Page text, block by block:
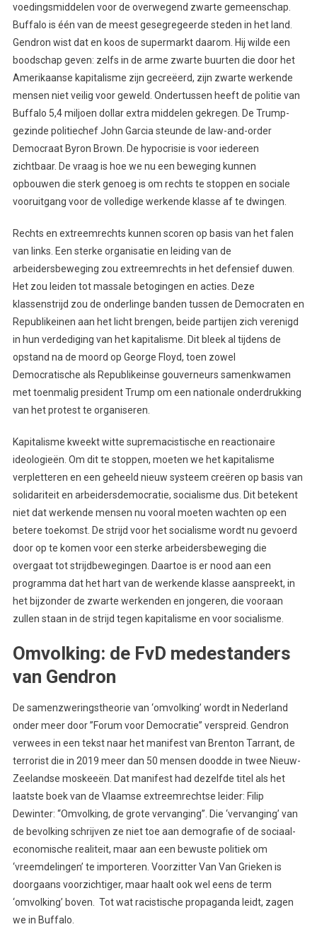
voedingsmiddelen voor de overwegend zwarte gemeenschap.
Buffalo is één van de meest gesegregeerde steden in het land.
Gendron wist dat en koos de supermarkt daarom. Hij wilde een
boodschap geven: zelfs in de arme zwarte buurten die door het
Amerikaanse kapitalisme zijn gecreëerd, zijn zwarte werkende
mensen niet veilig voor geweld. Ondertussen heeft de politie van
Buffalo 5,4 miljoen dollar extra middelen gekregen. De Trump-
gezinde politiechef John Garcia steunde de law-and-order
Democraat Byron Brown. De hypocrisie is voor iedereen
zichtbaar. De vraag is hoe we nu een beweging kunnen
opbouwen die sterk genoeg is om rechts te stoppen en sociale
vooruitgang voor de volledige werkende klasse af te dwingen.
Rechts en extreemrechts kunnen scoren op basis van het falen
van links. Een sterke organisatie en leiding van de
arbeidersbeweging zou extreemrechts in het defensief duwen.
Het zou leiden tot massale betogingen en acties. Deze
klassenstrijd zou de onderlinge banden tussen de Democraten en
Republikeinen aan het licht brengen, beide partijen zich verenigd
in hun verdediging van het kapitalisme. Dit bleek al tijdens de
opstand na de moord op George Floyd, toen zowel
Democratische als Republikeinse gouverneurs samenkwamen
met toenmalig president Trump om een nationale onderdrukking
van het protest te organiseren.
Kapitalisme kweekt witte supremacistische en reactionaire
ideologieën. Om dit te stoppen, moeten we het kapitalisme
verpletteren en een geheeld nieuw systeem creëren op basis van
solidariteit en arbeidersdemocratie, socialisme dus. Dit betekent
niet dat werkende mensen nu vooral moeten wachten op een
betere toekomst. De strijd voor het socialisme wordt nu gevoerd
door op te komen voor een sterke arbeidersbeweging die
overgaat tot strijdbewegingen. Daartoe is er nood aan een
programma dat het hart van de werkende klasse aanspreekt, in
het bijzonder de zwarte werkenden en jongeren, die vooraan
zullen staan in de strijd tegen kapitalisme en voor socialisme.
Omvolking: de FvD medestanders
van Gendron
De samenzweringstheorie van ‘omvolking’ wordt in Nederland
onder meer door ”Forum voor Democratie” verspreid. Gendron
verwees in een tekst naar het manifest van Brenton Tarrant, de
terrorist die in 2019 meer dan 50 mensen doodde in twee Nieuw-
Zeelandse moskeeën. Dat manifest had dezelfde titel als het
laatste boek van de Vlaamse extreemrechtse leider: Filip
Dewinter: “Omvolking, de grote vervanging”. Die ‘vervanging’ van
de bevolking schrijven ze niet toe aan demografie of de sociaal-
economische realiteit, maar aan een bewuste politiek om
‘vreemdelingen’ te importeren. Voorzitter Van Van Grieken is
doorgaans voorzichtiger, maar haalt ook wel eens de term
‘omvolking’ boven. Tot wat racistische propaganda leidt, zagen
we in Buffalo.